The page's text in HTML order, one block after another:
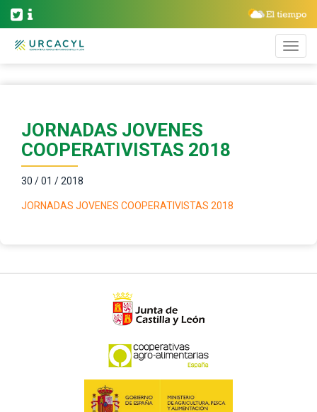
JORNADAS JOVENES
COOPERATIVISTAS 2018
30 / 01 / 2018
JORNADAS JOVENES COOPERATIVISTAS 2018